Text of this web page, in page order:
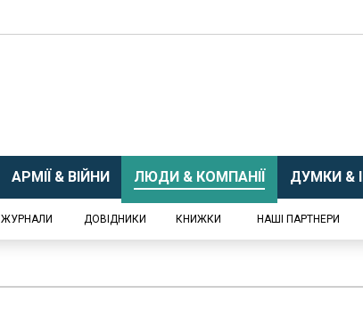
АРМІЇ & ВІЙНИ ЛЮДИ & КОМПАНІЇ ДУМКИ &
ЖУРНАЛИ ДОВІДНИКИ КНИЖКИ НАШІ ПАРТНЕРИ